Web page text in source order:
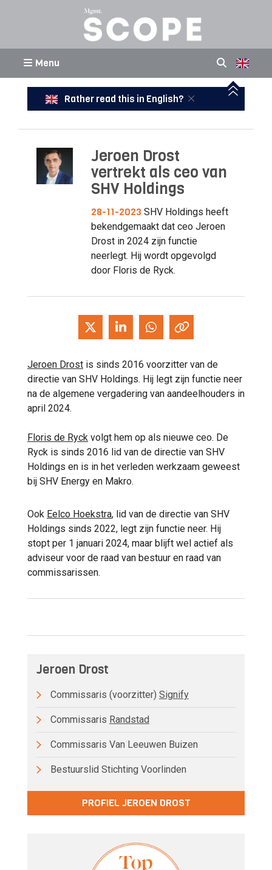
Menu
Rather read this in English?
Jeroen Drost
vertrekt als ceo van
SHV Holdings
28-11-2023 SHV Holdings heeft
bekendgemaakt dat ceo Jeroen
Drost in 2024 zijn functie
neerlegt. Hij wordt opgevolgd
door Floris de Ryck.
Jeroen Drost is sinds 2016 voorzitter van de
directie van SHV Holdings. Hij legt zijn functie neer
na de algemene vergadering van aandeelhouders in
april 2024.
Floris de Ryck volgt hem op als nieuwe ceo. De
Ryck is sinds 2016 lid van de directie van SHV
Holdings en is in het verleden werkzaam geweest
bij SHV Energy en Makro.
Ook Eelco Hoekstra, lid van de directie van SHV
Holdings sinds 2022, legt zijn functie neer. Hij
stopt per 1 januari 2024, maar blijft wel actief als
adviseur voor de raad van bestuur en raad van
commissarissen.
Jeroen Drost
Commissaris (voorzitter) Signify
Commissaris Randstad
Commissaris Van Leeuwen Buizen
Bestuurslid Stichting Voorlinden
PROFIEL JEROEN DROST